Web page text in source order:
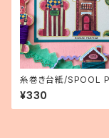
糸巻き台紙/SPOOL
1 ハガキサイズ 1枚
¥330